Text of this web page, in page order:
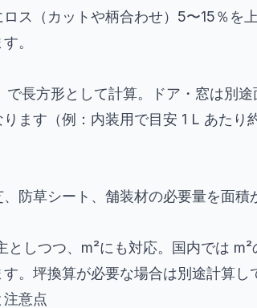
ス（カットや柄合わせ）5〜15％を
。
で長方形として計算。ドア・窓は別
ます（例：内装用で目安 1 L あたり
防草シート、舗装材の必要量を面積
としつつ、m²にも対応。国内では
。坪換算が必要な場合は別途計算し
意点